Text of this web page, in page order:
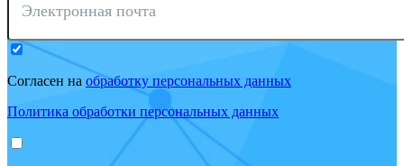
Электронная почта
Согласен на обработку персональных данных
Политика обработки персональных данных